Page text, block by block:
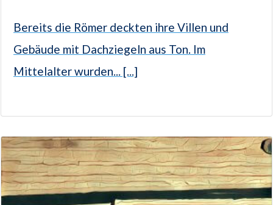
Bereits die Römer deckten ihre Villen und
Gebäude mit Dachziegeln aus Ton. Im
Mittelalter wurden... [...]